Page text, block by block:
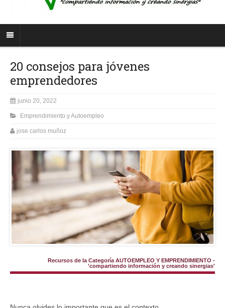
20 consejos para jóvenes
emprendedores
junio 20, 2022
Emprendimiento y Autoempleo
jose carlos muñoz
Recursos de la Categoría AUTOEMPLEO Y EMPRENDIMIENTO -
'compartiendo información y creando sinergias'